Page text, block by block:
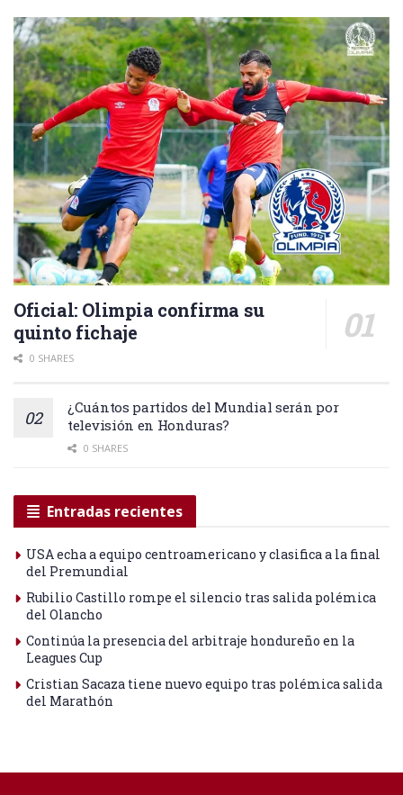
Oficial: Olimpia confirma su
quinto fichaje
0 SHARES
¿Cuántos partidos del Mundial serán por
televisión en Honduras?
0 SHARES
Entradas recientes
USA echa a equipo centroamericano y clasifica a la final
del Premundial
Rubilio Castillo rompe el silencio tras salida polémica
del Olancho
Continúa la presencia del arbitraje hondureño en la
Leagues Cup
Cristian Sacaza tiene nuevo equipo tras polémica salida
del Marathón